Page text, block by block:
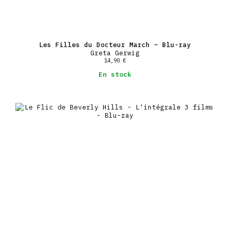
Les Filles du Docteur March – Blu-ray
Greta Gerwig
14,90 €
En stock